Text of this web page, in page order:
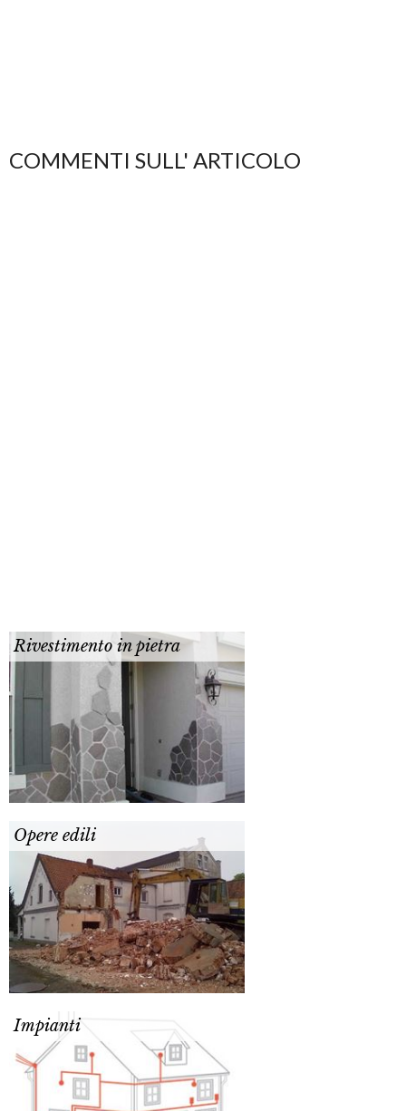
COMMENTI SULL' ARTICOLO
Rivestimento in pietra
Opere edili
Impianti